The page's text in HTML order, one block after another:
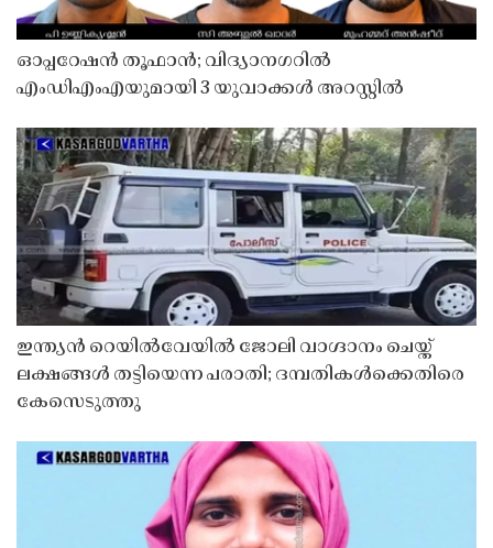
ഓപ്പറേഷൻ തൂഫാൻ; വിദ്യാനഗറിൽ
എംഡിഎംഎയുമായി 3 യുവാക്കൾ അറസ്റ്റിൽ
ഇന്ത്യൻ റെയിൽവേയിൽ ജോലി വാഗ്ദാനം ചെയ്ത്
ലക്ഷങ്ങൾ തട്ടിയെന്ന പരാതി; ദമ്പതികൾക്കെതിരെ
കേസെടുത്തു